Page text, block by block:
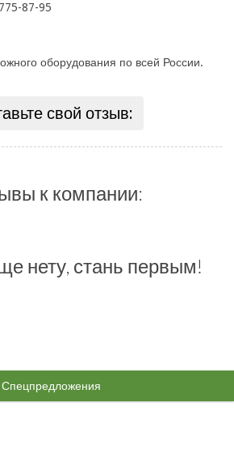
87-95
оборудования по всей России.
свой отзыв:
к компании:
нету, стань первым!
Спецпредложения